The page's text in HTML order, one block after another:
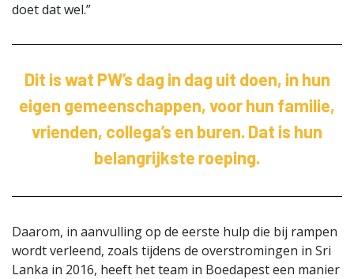
doet dat wel.”
Dit is wat PW’s dag in dag uit doen, in hun
eigen gemeenschappen, voor hun familie,
vrienden, collega’s en buren. Dat is hun
belangrijkste roeping.
Daarom, in aanvulling op de eerste hulp die bij rampen
wordt verleend, zoals tijdens de overstromingen in Sri
Lanka in 2016, heeft het team in Boedapest een manier